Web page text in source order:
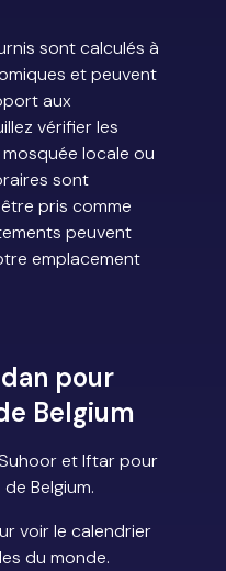
sont calculés à
et peuvent
aux
vérifier les
locale ou
sont
pris comme
peuvent
emplacement
pour
Belgium
et Iftar pour
Belgium.
voir le calendrier
du monde.